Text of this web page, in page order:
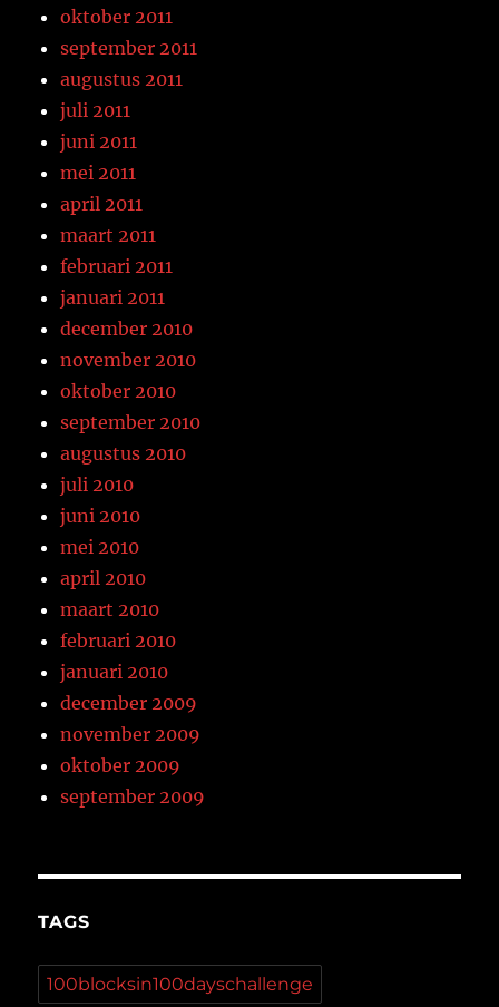
oktober 2011
september 2011
augustus 2011
juli 2011
juni 2011
mei 2011
april 2011
maart 2011
februari 2011
januari 2011
december 2010
november 2010
oktober 2010
september 2010
augustus 2010
juli 2010
juni 2010
mei 2010
april 2010
maart 2010
februari 2010
januari 2010
december 2009
november 2009
oktober 2009
september 2009
TAGS
100blocksin100dayschallenge